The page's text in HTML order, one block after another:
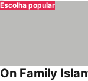
Escolha popular
On Family